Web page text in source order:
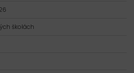
školách